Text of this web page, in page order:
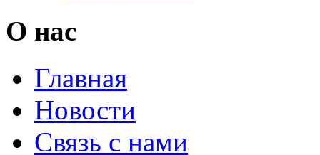
О нас
Главная
Новости
Связь с нами